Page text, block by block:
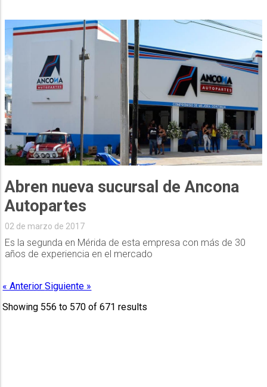
Abren nueva sucursal de Ancona
Autopartes
02 de marzo de 2017
Es la segunda en Mérida de esta empresa con más de 30
años de experiencia en el mercado
« AnteriorSiguiente »
Showing 556 to 570 of671 results